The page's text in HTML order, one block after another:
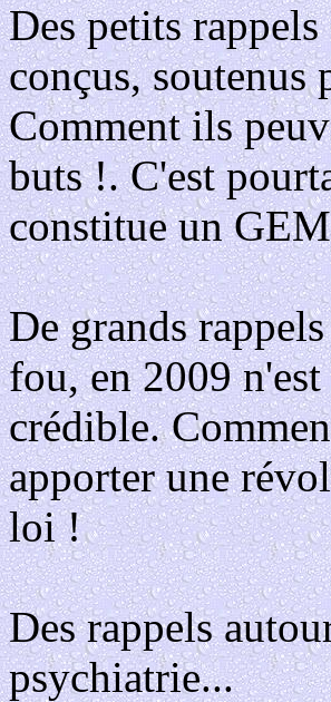
Des petits
conçus, soutenus
Comment ils
buts !. C'est
constitue un
De grands
fou, en 2009
crédible.
apporter une
loi !
Des rappels
psychiatrie...